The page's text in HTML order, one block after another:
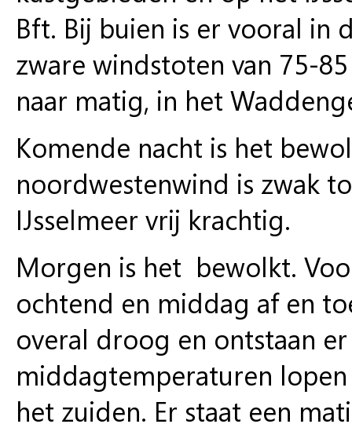
Bft. Bij buien is er vooral in
zware windstoten van 75-
naar matig, in het
Komende nacht is het
noordwestenwind is zwak
IJsselmeer vrij krachtig.
Morgen is het bewolkt.
ochtend en middag af en
overal droog en ontstaan
middagtemperaturen lopen
het zuiden. Er staat een